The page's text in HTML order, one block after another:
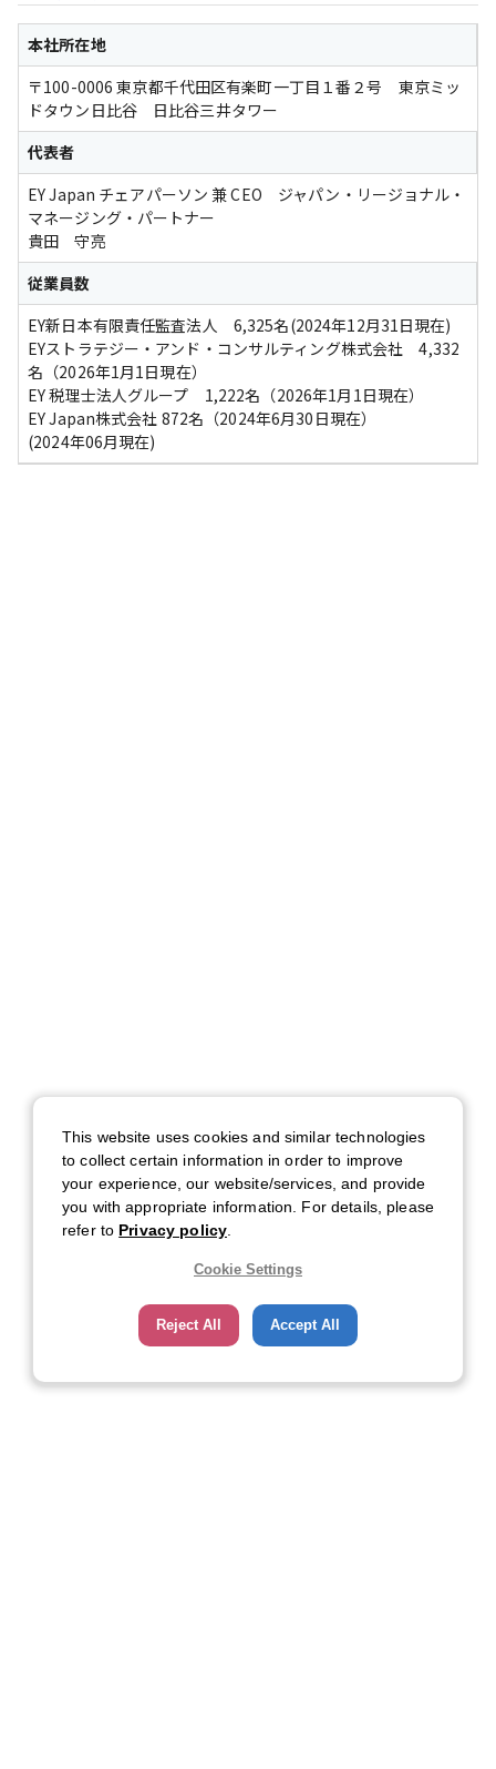
本社所在地
〒100-0006 東京都千代田区有楽町一丁目１番２号　東京ミッ
ドタウン日比谷　日比谷三井タワー
代表者
EY Japan チェアパーソン 兼 CEO　ジャパン・リージョナル・
マネージング・パートナー
貴田　守亮
従業員数
EY新日本有限責任監査法人　6,325名(2024年12月31日現在)
EYストラテジー・アンド・コンサルティング株式会社　4,332
名（2026年1月1日現在）
EY 税理士法人グループ　1,222名（2026年1月1日現在）
EY Japan株式会社 872名（2024年6月30日現在）
(2024年06月現在)
This website uses cookies and similar technologies
to collect certain information in order to improve
your experience, our website/services, and provide
you with appropriate information. For details, please
refer to Privacy policy
Cookie Settings
Reject All Accept All